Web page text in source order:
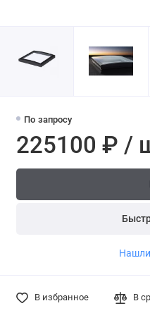
По запросу
225100 ₽ /
В избранное В